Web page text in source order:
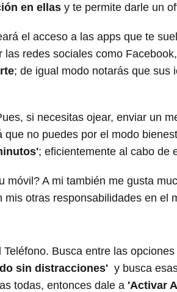
en ellas y te permite darle un
el acceso a las apps que te
redes sociales como
; de igual modo notarás que sus
si necesitas ojear, enviar un
no puedes por el modo
; eficientemente al cabo de
móvil? A mi también me gusta
otras responsabilidades en el
Busca entre las opciones
sin distracciones' y busca
todas, entonces dale a 'Activar